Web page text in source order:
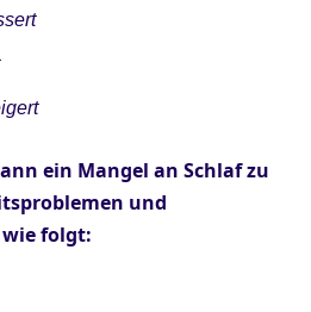
ein Mangel an Schlaf zu
und
folgt: